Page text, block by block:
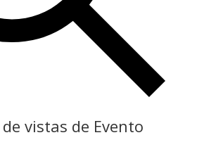
vistas de Evento